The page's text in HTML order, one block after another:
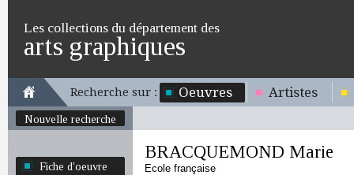
Les collections du département des
arts graphiques
Recherche sur : Oeuvres Artistes
Nouvelle recherche
Fiche d'oeuvre
BRACQUEMOND Marie
Ecole française